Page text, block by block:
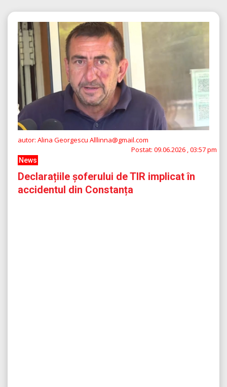
autor: Alina Georgescu Alllinna@gmail.com
Postat: 09.06.2026 , 03:57 pm
News
Declarațiile șoferului de TIR implicat în
accidentul din Constanța